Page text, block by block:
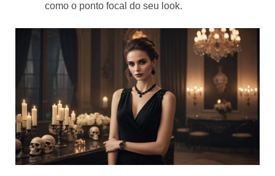
como o ponto focal do seu look.